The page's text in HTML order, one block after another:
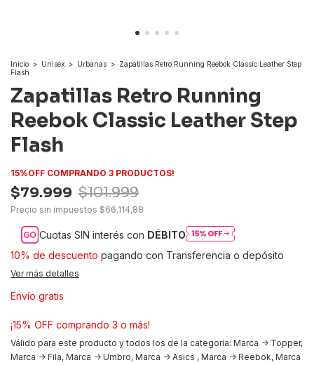
Inicio > Unisex > Urbanas > Zapatillas Retro Running Reebok Classic Leather Step
Flash
Zapatillas Retro Running
Reebok Classic Leather Step
Flash
15%OFF COMPRANDO 3 PRODUCTOS!
$79.999 $101.999
Precio sin impuestos $66.114,88
Cuotas SIN interés con DÉBITO
10% de descuento pagando con Transferencia o depósito
Ver más detalles
Envío gratis
¡15% OFF comprando 3 o más!
Válido para este producto y todos los de la categoría: Marca -> Topper,
Marca -> Fila, Marca -> Umbro, Marca -> Asics , Marca -> Reebok, Marca